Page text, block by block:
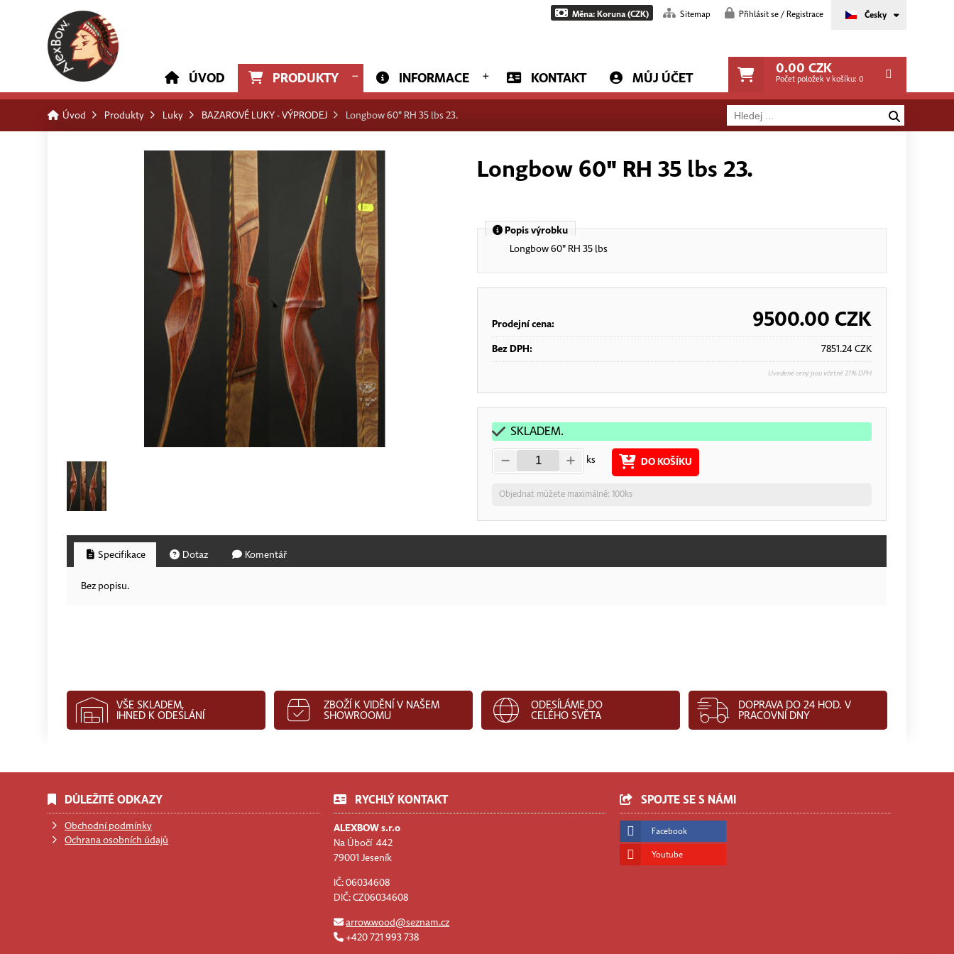
Česky
Měna: Koruna (CZK) Sitemap Přihlásit se / Registrace
ÚVOD PRODUKTY INFORMACE KONTAKT MŮJ ÚČET
0.00 CZK
Počet položek v košíku: 0
Úvod Produkty Luky BAZAROVÉ LUKY - VÝPRODEJ Longbow 60" RH 35 lbs 23.
Longbow 60" RH 35 lbs 23.
Popis výrobku
Longbow 60" RH 35 lbs
Prodejní cena: 9500.00 CZK
Bez DPH: 7851.24CZK
Uvedené ceny jsou včetně 21% DPH
SKLADEM.
ks DO KOŠÍKU
Objednat můžete maximálně: 100ks
Specifikace Dotaz Komentář
Bez popisu.
VŠE SKLADEM,
IHNED K ODESLÁNÍ
ZBOŽÍ K VIDĚNÍ V NAŠEM
SHOWROOMU
ODESÍLÁME DO
CELÉHO SVĚTA
DOPRAVA DO 24 HOD. V
PRACOVNÍ DNY
DŮLEŽITÉ ODKAZY
Obchodní podmínky
Ochrana osobních údajů
RYCHLÝ KONTAKT
ALEXBOW s.r.o
Na Úbočí 442
79001 Jeseník
IČ: 06034608
DIČ: CZ06034608
arrow.wood@seznam.cz
+420 721 993 738
SPOJTE SE S NÁMI
Facebook
Youtube